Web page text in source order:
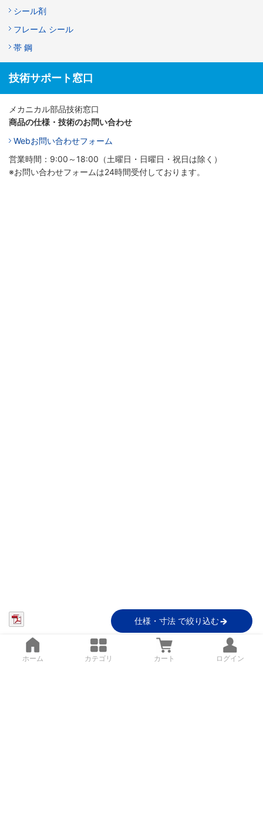
シール剤
フレーム シール
帯 鋼
技術サポート窓口
メカニカル部品技術窓口
商品の仕様・技術のお問い合わせ
Webお問い合わせフォーム
営業時間：9:00～18:00（土曜日・日曜日・祝日は除く）
※お問い合わせフォームは24時間受付しております。
仕様・寸法 で絞り込む
ホーム カテゴリ カート ログイン